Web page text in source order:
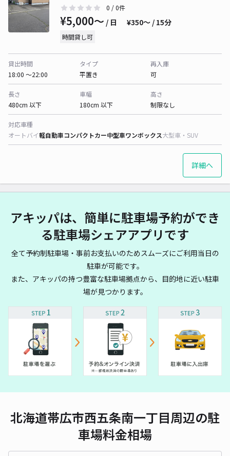
0 / 0件
¥5,000〜 / 日 ¥350〜 / 15分
時間貸し可
貸出時間
18:00 〜22:00
タイプ
平置き
再入庫
可
長さ
480cm 以下
車幅
180cm 以下
高さ
制限なし
対応車種
オートバイ軽自動車コンパクトカー中型車ワンボックス大型車・SUV
詳細へ
アキッパは、簡単に駐車場予約ができ
る駐車場シェアアプリです
全て予約制駐車場・事前お支払いのためスムーズにご利用当日の
駐車が可能です。
また、アキッパの持つ豊富な駐車場拠点から、目的地に近い駐車
場が見つかります。
北海道帯広市西五条南一丁目周辺の駐
車場料金相場